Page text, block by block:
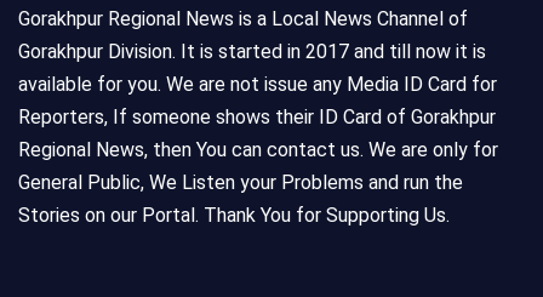
Gorakhpur Regional News is a Local News Channel of
Gorakhpur Division. It is started in 2017 and till now it is
available for you. We are not issue any Media ID Card for
Reporters, If someone shows their ID Card of Gorakhpur
Regional News, then You can contact us. We are only for
General Public, We Listen your Problems and run the
Stories on our Portal. Thank You for Supporting Us.